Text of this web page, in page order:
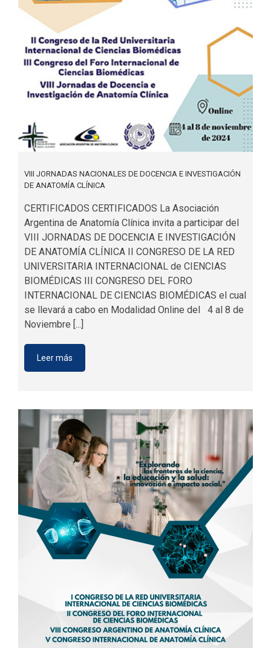
VIII JORNADAS NACIONALES DE DOCENCIA E INVESTIGACIÓN
DE ANATOMÍA CLÍNICA
CERTIFICADOS CERTIFICADOS La Asociación
Argentina de Anatomía Clínica invita a participar del
VIII JORNADAS DE DOCENCIA E INVESTIGACIÓN
DE ANATOMÍA CLÍNICA II CONGRESO DE LA RED
UNIVERSITARIA INTERNACIONAL de CIENCIAS
BIOMÉDICAS III CONGRESO DEL FORO
INTERNACIONAL DE CIENCIAS BIOMÉDICAS el cual
se llevará a cabo en Modalidad Online del 4 al 8 de
Noviembre [...]
Leer más